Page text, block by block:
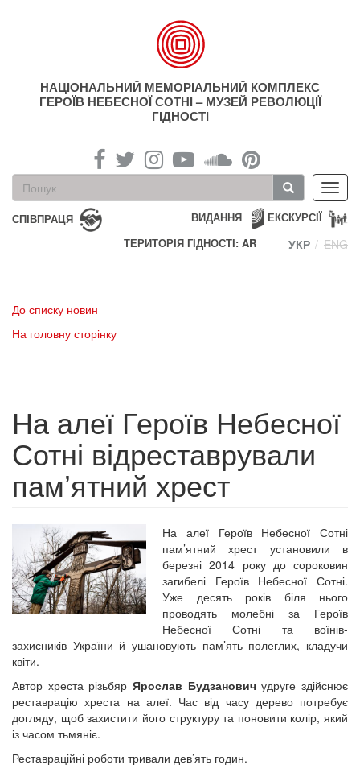
НАЦІОНАЛЬНИЙ МЕМОРІАЛЬНИЙ КОМПЛЕКС
ГЕРОЇВ НЕБЕСНОЇ СОТНІ – МУЗЕЙ РЕВОЛЮЦІЇ
ГІДНОСТІ
Пошукова
форма
Пошук
СПІВПРАЦЯ ЕКСКУРСІЇ
ВИДАННЯ
ТЕРИТОРІЯ ГІДНОСТІ: AR
УКР ENG
До списку новин
На головну сторінку
На алеї Героїв Небесної
Сотні відреставрували
пам’ятний хрест
На алеї Героїв Небесної Сотні
пам’ятний хрест установили в
березні 2014 року до сороковин
загибелі Героїв Небесної Сотні.
Уже десять років біля нього
проводять молебні за Героїв
Небесної Сотні та воїнів-
захисників України й ушановують пам’ять полеглих, кладучи
квіти.
Автор хреста різьбяр Ярослав Будзановичудруге здійснює
реставрацію хреста на алеї. Час від часу дерево потребує
догляду, щоб захистити його структуру та поновити колір, який
із часом тьмяніє.
Реставраційні роботи тривали дев’ять годин.